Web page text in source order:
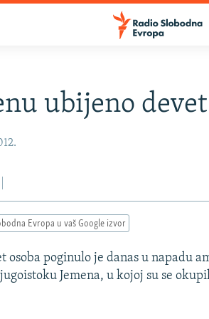
ubijeno
Evropa u vaš Google izvor
osoba poginulo je danas u napadu
Jemena, u kojoj su se